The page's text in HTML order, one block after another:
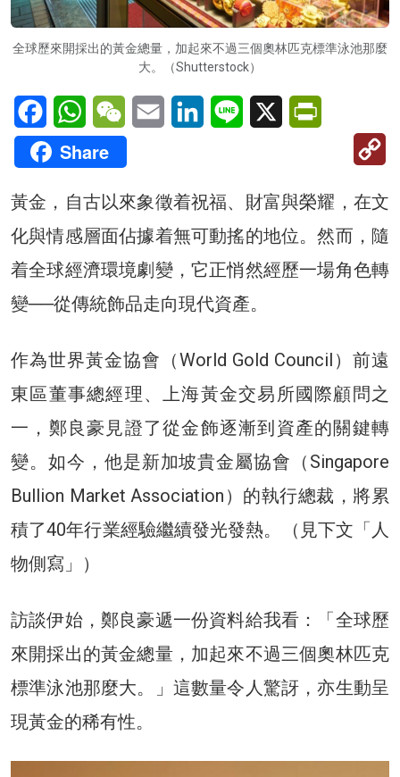
全球歷來開採出的黃金總量，加起來不過三個奧林匹克標準泳池那麼
大。（Shutterstock）
FacebookWhatsAppWeChatEmail LinkedInLine X
Share
黃金，自古以來象徵着祝福、財富與榮耀，在文
化與情感層面佔據着無可動搖的地位。然而，隨
着全球經濟環境劇變，它正悄然經歷一場角色轉
變──從傳統飾品走向現代資產。
作為世界黃金協會（World Gold Council）前遠
東區董事總經理、上海黃金交易所國際顧問之
一，鄭良豪見證了從金飾逐漸到資產的關鍵轉
變。如今，他是新加坡貴金屬協會（Singapore
Bullion Market Association）的執行總裁，將累
積了40年行業經驗繼續發光發熱。（見下文「人
物側寫」）
訪談伊始，鄭良豪遞一份資料給我看：「全球歷
來開採出的黃金總量，加起來不過三個奧林匹克
標準泳池那麼大。」這數量令人驚訝，亦生動呈
現黃金的稀有性。